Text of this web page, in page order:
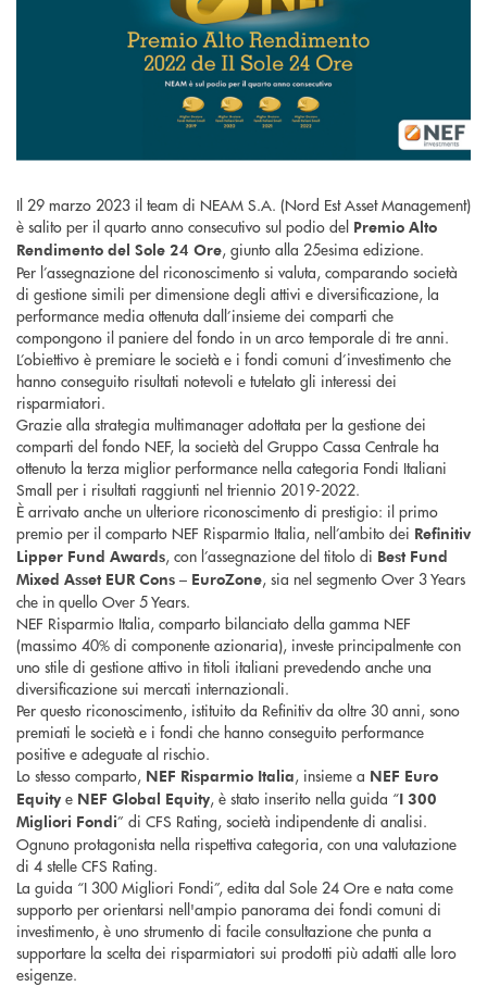
Il 29 marzo 2023 il team di NEAM S.A. (Nord Est Asset Management)
è salito per il quarto anno consecutivo sul podio del Premio Alto
Rendimento del Sole 24 Ore, giunto alla 25esima edizione.
Per l’assegnazione del riconoscimento si valuta, comparando società
di gestione simili per dimensione degli attivi e diversificazione, la
performance media ottenuta dall’insieme dei comparti che
compongono il paniere del fondo in un arco temporale di tre anni.
L’obiettivo è premiare le società e i fondi comuni d’investimento che
hanno conseguito risultati notevoli e tutelato gli interessi dei
risparmiatori.
Grazie alla strategia multimanager adottata per la gestione dei
comparti del fondo NEF, la società del Gruppo Cassa Centrale ha
ottenuto la terza miglior performance nella categoria Fondi Italiani
Small per i risultati raggiunti nel triennio 2019-2022.
È arrivato anche un ulteriore riconoscimento di prestigio: il primo
premio per il comparto NEF Risparmio Italia, nell’ambito dei Refinitiv
Lipper Fund Awards, con l’assegnazione del titolo di Best Fund
Mixed Asset EUR Cons – EuroZone, sia nel segmento Over 3 Years
che in quello Over 5 Years.
NEF Risparmio Italia, comparto bilanciato della gamma NEF
(massimo 40% di componente azionaria), investe principalmente con
uno stile di gestione attivo in titoli italiani prevedendo anche una
diversificazione sui mercati internazionali.
Per questo riconoscimento, istituito da Refinitiv da oltre 30 anni, sono
premiati le società e i fondi che hanno conseguito performance
positive e adeguate al rischio.
Lo stesso comparto, NEF Risparmio Italia, insieme a NEF Euro
Equity e NEF Global Equity, è stato inserito nella guida “I 300
Migliori Fondi” di CFS Rating, società indipendente di analisi.
Ognuno protagonista nella rispettiva categoria, con una valutazione
di 4 stelle CFS Rating.
La guida “I 300 Migliori Fondi”, edita dal Sole 24 Ore e nata come
supporto per orientarsi nell'ampio panorama dei fondi comuni di
investimento, è uno strumento di facile consultazione che punta a
supportare la scelta dei risparmiatori sui prodotti più adatti alle loro
esigenze.